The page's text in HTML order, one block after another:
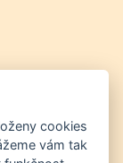
cookies
vám tak